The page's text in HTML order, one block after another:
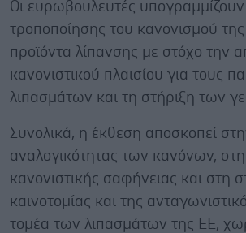
Οι ευρωβουλευτές
τροποποίησης του κανονισμού
προϊόντα λίπανσης με στόχο την
κανονιστικού πλαισίου για τους
λιπασμάτων και τη στήριξη των
Συνολικά, η έκθεση αποσκοπεί
αναλογικότητας των κανόνων,
κανονιστικής σαφήνειας και στη
καινοτομίας και της
τομέα των λιπασμάτων της ΕΕ,